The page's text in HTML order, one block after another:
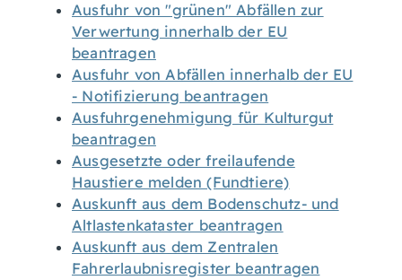
Ausfuhr von "grünen" Abfällen zur
Verwertung innerhalb der EU
beantragen
Ausfuhr von Abfällen innerhalb der EU
- Notifizierung beantragen
Ausfuhrgenehmigung für Kulturgut
beantragen
Ausgesetzte oder freilaufende
Haustiere melden (Fundtiere)
Auskunft aus dem Bodenschutz- und
Altlastenkataster beantragen
Auskunft aus dem Zentralen
Fahrerlaubnisregister beantragen